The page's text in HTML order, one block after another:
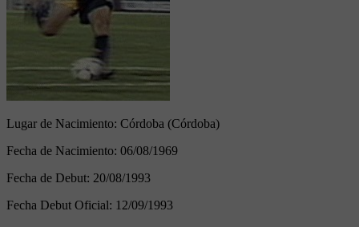
Lugar de Nacimiento: Córdoba (Córdoba)
Fecha de Nacimiento: 06/08/1969
Fecha de Debut: 20/08/1993
Fecha Debut Oficial: 12/09/1993